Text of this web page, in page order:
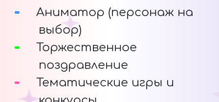
Аниматор (персонаж на
выбор)
Торжественное
поздравление
Тематические игры и